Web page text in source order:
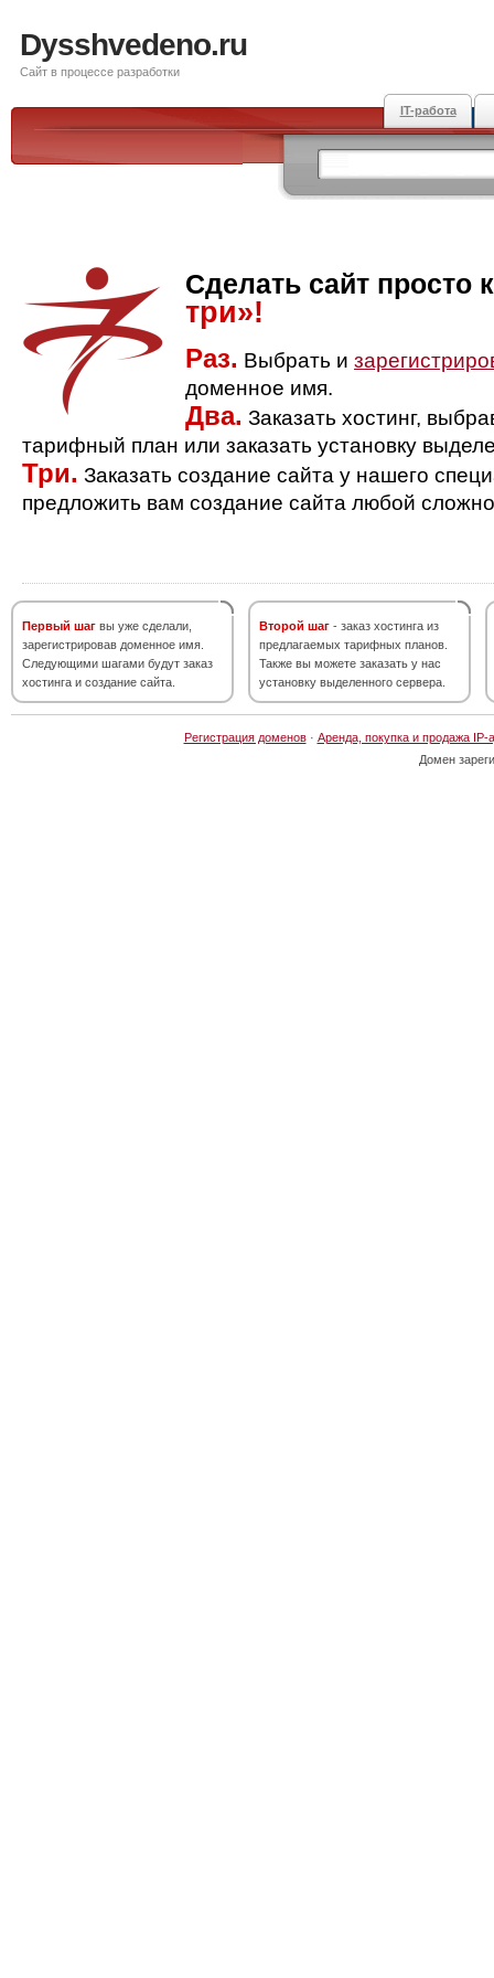
Dysshvedeno.ru
Сайт в процессе разработки
IT-работа
Сделать сайт просто
три»!
Раз. Выбрать и
доменное имя.
Два. Заказать хостинг,
тарифный план или заказать установку
Три. Заказать создание сайта у нашего
предложить вам создание сайта любой
Первый шаг вы уже сделали,
зарегистрировав доменное имя.
Следующими шагами будут заказ
хостинга и создание сайта.
Второй шаг - заказ хостинга из
предлагаемых тарифных планов.
Также вы можете заказать у нас
установку выделенного сервера.
Регистрация доменов· Аренда, покупка и продажа IP-
Домен